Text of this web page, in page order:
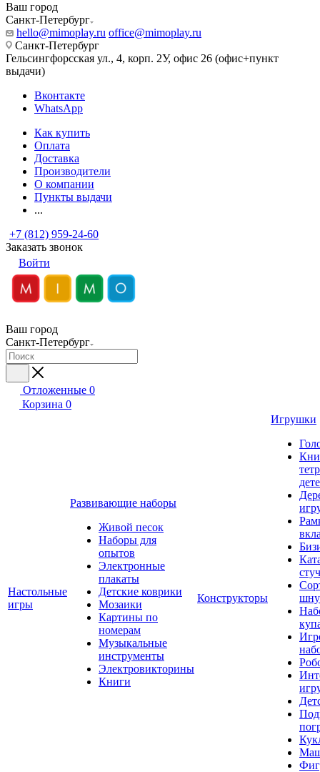
Ваш город
Санкт-Петербург
hello@mimoplay.ru office@mimoplay.ru
Санкт-Петербург
Гельсингфорсская ул., 4, корп. 2У, офис 26 (офис+пункт
выдачи)
Вконтакте
WhatsApp
Как купить
Оплата
Доставка
Производители
О компании
Пункты выдачи
...
+7 (812) 959-24-60
Заказать звонок
Войти
Ваш город
Санкт-Петербург
Отложенные 0
Корзина 0
Настольные
игры
Развивающие наборы
Живой песок
Наборы для
опытов
Электронные
плакаты
Детские коврики
Мозаики
Картины по
номерам
Музыкальные
инструменты
Электровикторины
Книги
Конструкторы
Игрушки